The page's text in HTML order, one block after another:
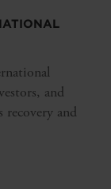
and
recovery and